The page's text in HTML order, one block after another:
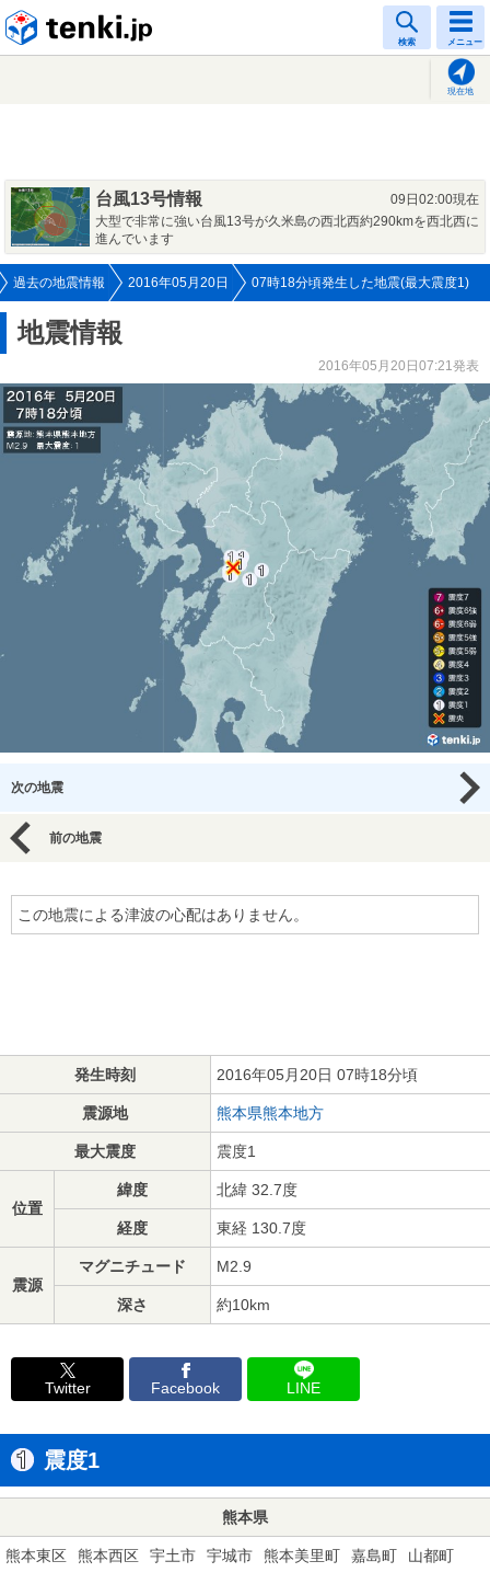
検索 メニュー
現在地
台風13号情報
09日02:00現在
大型で非常に強い台風13号が久米島の西北西約290kmを西北西に
進んでいます
過去の地震情報 2016年05月20日 07時18分頃発生した地震(最大震度1)
地震情報
2016年05月20日07:21発表
次の地震
前の地震
この地震による津波の心配はありません。
発生時刻 2016年05月20日 07時18分頃
震源地 熊本県熊本地方
最大震度 震度1
位置
緯度 北緯 32.7度
経度 東経 130.7度
震源
マグニチュード M2.9
深さ 約10km
Twitter Facebook LINE
震度1
熊本県
熊本東区 熊本西区 宇土市 宇城市 熊本美里町 嘉島町 山都町